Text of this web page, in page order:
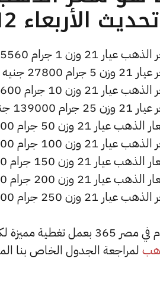
الأربعاء 12 نوفمبر الساعة 7:45 مساءً )
21 وزن 1 جرام 5560 جنيه للشراء، وللبيع 5590 جنيه.
جنيه للشراء، وللبيع 27950 جنيه.
وزن 10 جرام 55600 جنيه للشراء، وللبيع 55900 جنيه.
جنيه للشراء، وللبيع 139750 جنيه.
21 وزن 50 جرام 278000 جنيه للشراء، وللبيع 279500 جنيه.
وزن 100 جرام 556000 جنيه للشراء، وللبيع 559000 جنيه.
21 وزن 150 جرام 834000 جنيه للشراء، وللبيع 838500 جنيه.
21 وزن 200 جرام 1112000 جنيه للشراء، وللبيع 1118000 جنيه.
وزن 250 جرام 1390000 جنيه للشراء، وللبيع 1397500 جنيه.
مميزة لكافة أسعار الذهب في مصر، يمكنك الاطلاع على صفحة
لمراجعة الجدول الخاص بنا